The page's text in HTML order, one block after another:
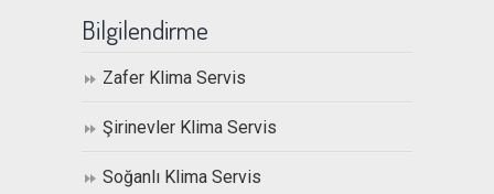
Bilgilendirme
Zafer Klima Servis
Şirinevler Klima Servis
Soğanlı Klima Servis